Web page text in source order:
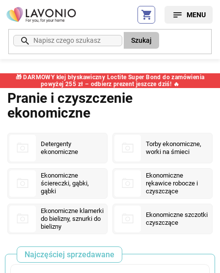
Przejść
do
treści
🎁 DARMOWY klej błyskawiczny Loctite Super Bond do zamówienia
powyżej 255 zł – odbierz prezent jeszcze dziś! 🔥
Szukaj
Pranie i czyszczenie
ekonomiczne
Detergenty
ekonomiczne
Torby ekonomiczne,
worki na śmieci
Ekonomiczne
ściereczki, gąbki,
gąbki
Ekonomiczne
rękawice robocze i
czyszczące
Ekonomiczne klamerki
do bielizny, sznurki do
bielizny
Ekonomiczne szczotki
czyszczące
Najczęściej sprzedawane